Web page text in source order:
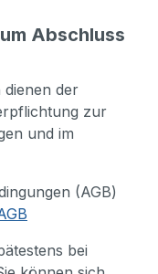
Abschluss
der
zur
und im
(AGB)
bei